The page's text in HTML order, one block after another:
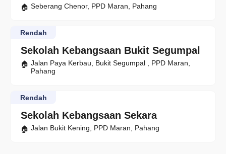
Seberang Chenor, PPD Maran, Pahang
Sekolah Kebangsaan Bukit Segumpal
Rendah
Jalan Paya Kerbau, Bukit Segumpal , PPD Maran,
Pahang
Sekolah Kebangsaan Sekara
Rendah
Jalan Bukit Kening, PPD Maran, Pahang